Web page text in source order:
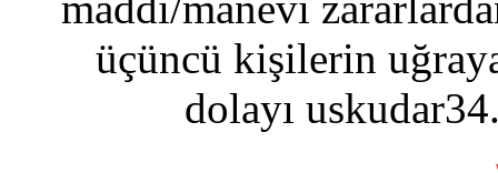
üçüncü kişilerin
dolayı